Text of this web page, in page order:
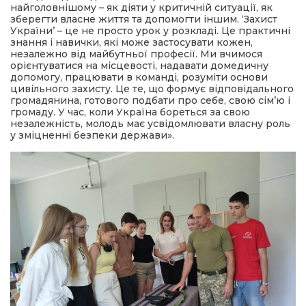
найголовнішому – як діяти у критичній ситуації, як
зберегти власне життя та допомогти іншим. ‘Захист
України’ – це не просто урок у розкладі. Це практичні
знання і навички, які може застосувати кожен,
незалежно від майбутньої професії. Ми вчимося
орієнтуватися на місцевості, надавати домедичну
допомогу, працювати в команді, розуміти основи
цивільного захисту. Це те, що формує відповідального
громадянина, готового подбати про себе, свою сім’ю і
громаду. У час, коли Україна бореться за свою
незалежність, молодь має усвідомлювати власну роль
у зміцненні безпеки держави».